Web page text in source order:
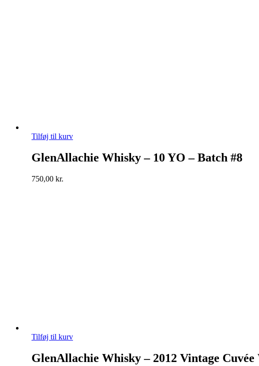
Tilføj til kurv
GlenAllachie Whisky – 10 YO – Batch #8
750,00 kr.
Tilføj til kurv
GlenAllachie Whisky – 2012 Vintage